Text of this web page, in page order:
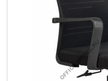
Заказать обратный звонок